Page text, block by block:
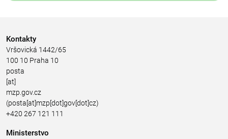
Kontakty
Vršovická 1442/65
100 10 Praha 10
posta
[at]
mzp.gov.cz
(posta[at]mzp[dot]gov[dot]cz)
+420 267 121 111
Ministerstvo